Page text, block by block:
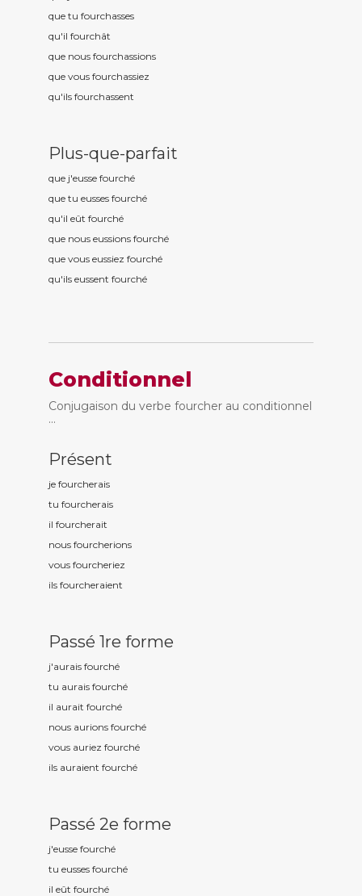
que tu fourchasses
qu'il fourchât
que nous fourchassions
que vous fourchassiez
qu'ils fourchassent
Plus-que-parfait
que j'eusse fourché
que tu eusses fourché
qu'il eût fourché
que nous eussions fourché
que vous eussiez fourché
qu'ils eussent fourché
Conditionnel
Conjugaison du verbe fourcher au conditionnel
...
Présent
je fourcherais
tu fourcherais
il fourcherait
nous fourcherions
vous fourcheriez
ils fourcheraient
Passé 1re forme
j'aurais fourché
tu aurais fourché
il aurait fourché
nous aurions fourché
vous auriez fourché
ils auraient fourché
Passé 2e forme
j'eusse fourché
tu eusses fourché
il eût fourché